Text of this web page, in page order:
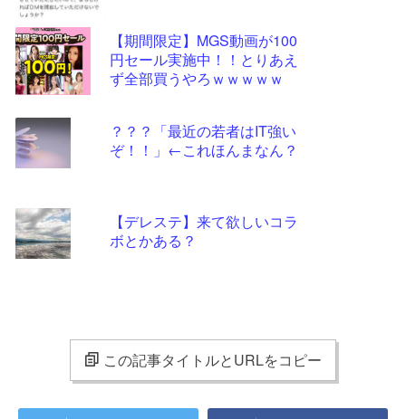
【期間限定】MGS動画が100
円セール実施中！！とりあえ
ず全部買うやろｗｗｗｗｗ
？？？「最近の若者はIT強い
ぞ！！」←これほんまなん？
【デレステ】来て欲しいコラ
ボとかある？
この記事タイトルとURLをコピー